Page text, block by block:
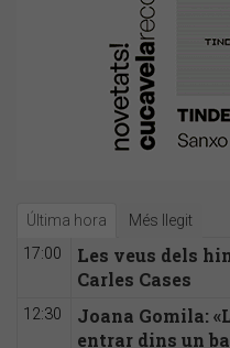
Última hora Més llegit
17:00
Les veus dels
Carles Cases
12:30
Joana Gomila:
entrar dins un